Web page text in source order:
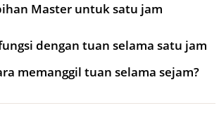
Master untuk satu jam
dengan tuan selama satu jam
memanggil tuan selama sejam?